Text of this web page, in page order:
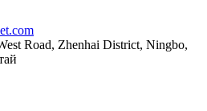
Road, Zhenhai District, Ningbo,